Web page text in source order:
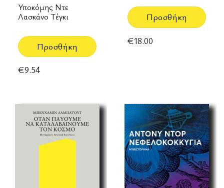
Υποκόμης Ντε
Λασκάνο Τέγκι
Προσθήκη
€9.54
Προσθήκη
€18.00